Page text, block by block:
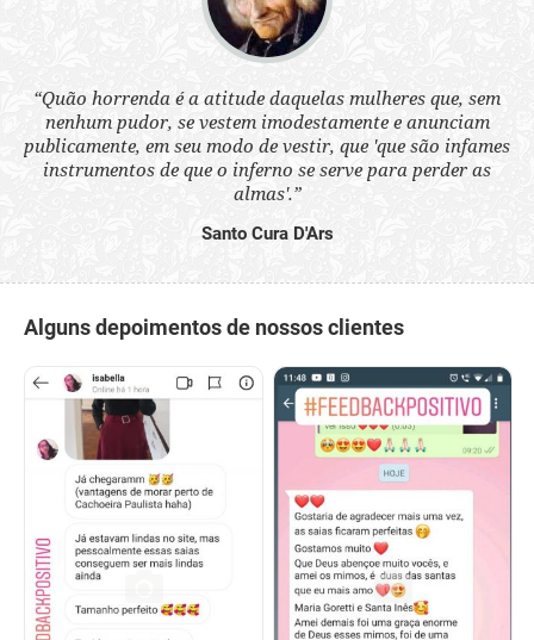
“Quão horrenda é a atitude daquelas mulheres que, sem
nenhum pudor, se vestem imodestamente e anunciam
publicamente, em seu modo de vestir, que 'que são infames
instrumentos de que o inferno se serve para perder as
almas'.”
Santo Cura D'Ars
Alguns depoimentos de nossos clientes